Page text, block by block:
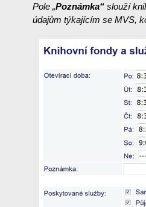
Pole „Poznámka“ slouží
údajům týkajícím se MVS,